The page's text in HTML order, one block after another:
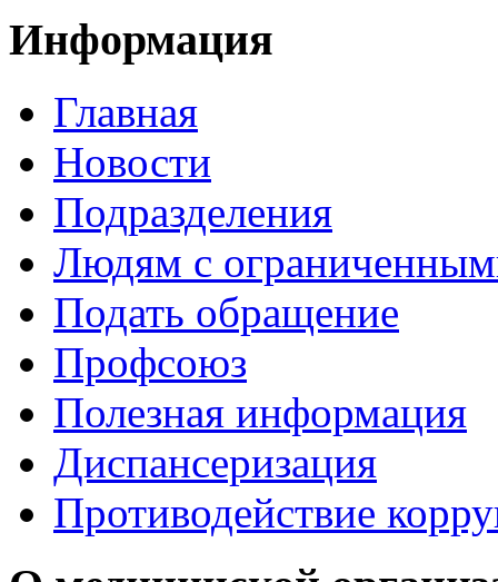
Информация
Главная
Новости
Подразделения
Людям с
Подать обращение
Профсоюз
Полезная информация
Диспансеризация
Противодействие